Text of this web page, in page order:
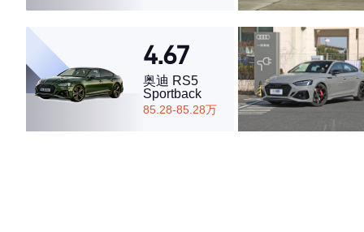
·空间表现一般，低于86%同级车
4.67
奥迪 RS5
Sportback
85.28-85.28万